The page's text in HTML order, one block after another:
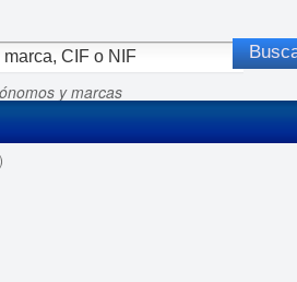
y marcas